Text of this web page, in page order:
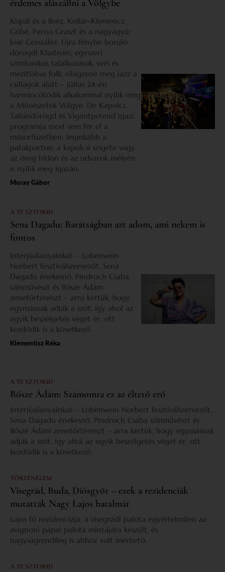
érdemes alászállni a Völgybe
Kispál és a Borz, Kollár-Klemencz,
Góbé, Parno Graszt és a nagyágyú:
José González. Újra fénybe boruló
dörögdi Klastrom, egyszeri
szimfonikus találkozások, vers és
mezítlábas folk, világzene meg jazz a
csillagok alatt – július 24-én
harmincötödik alkalommal nyílik meg
a Művészetek Völgye. De Kapolcs,
Taliándörögd és Vigántpetend igazi
programja most sem fér el a
műsorfüzetben: leginkább a
patakparton, a kapolcsi szigete vagy
az öreg hídon és az udvarok mélyén
is nyílik meg igazán.
Muray Gábor
A TE SZTORID
Sena Dagadu: Barátságban azt adom, ami nekem is
fontos
Interjúalanyainkat – Lobenwein
Norbert fesztiválszervezőt, Sena
Dagadu énekesnő, Pindroch Csaba
színművészt és Bősze Ádám
zenetörténészt – arra kértük, hogy
egymásnak adják a szót, így ahol az
egyik beszélgetés véget ér, ott
kezdődik is a következő.
Klementisz Réka
A TE SZTORID
Bősze Ádám: Számomra ez az éltető erő
Interjúalanyainkat – Lobenwein Norbert fesztiválszervezőt,
Sena Dagadu énekesnő, Pindroch Csaba színművészt és
Bősze Ádám zenetörténészt – arra kértük, hogy egymásnak
adják a szót, így ahol az egyik beszélgetés véget ér, ott
kezdődik is a következő.
TÖRTÉNELEM
Visegrád, Buda, Diósgyőr – ezek a rezidenciák
mutatták Nagy Lajos hatalmát
Lajos fő rezidenciája, a visegrádi palota egyértelműen az
avignoni pápai palota mintájára készült, és
nagyságrendileg is ahhoz volt mérhető.
A TE SZTORID